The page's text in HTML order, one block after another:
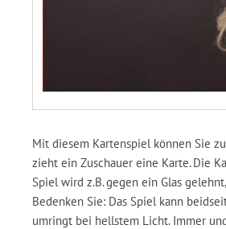
Mit diesem Kartenspiel können Sie
zieht ein Zuschauer eine Karte. Die
Spiel wird z.B. gegen ein Glas
Bedenken Sie: Das Spiel kann
umringt bei hellstem Licht. Immer